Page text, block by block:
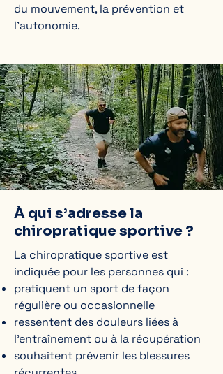
du mouvement, la prévention et
l’autonomie.
À qui s’adresse la
chiropratique sportive ?
La chiropratique sportive est
indiquée pour les personnes qui :
pratiquent un sport de façon
régulière ou occasionnelle
ressentent des douleurs liées à
l’entraînement ou à la récupération
souhaitent prévenir les blessures